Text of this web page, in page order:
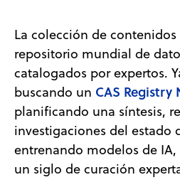
La colección de contenidos
repositorio mundial de
catalogados por expertos.
buscando un CAS Registry
planificando una síntesis,
investigaciones del estado
entrenando modelos de
un siglo de curación